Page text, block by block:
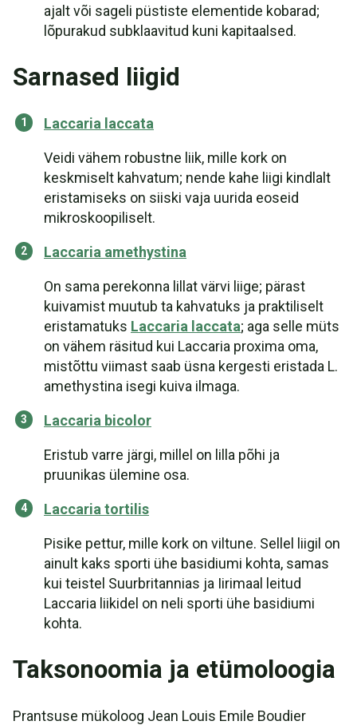
ajalt või sageli püstiste elementide kobarad;
lõpurakud subklaavitud kuni kapitaalsed.
Sarnased liigid
Laccaria laccata
Veidi vähem robustne liik, mille kork on
keskmiselt kahvatum; nende kahe liigi kindlalt
eristamiseks on siiski vaja uurida eoseid
mikroskoopiliselt.
Laccaria amethystina
On sama perekonna lillat värvi liige; pärast
kuivamist muutub ta kahvatuks ja praktiliselt
eristamatuks Laccaria laccata; aga selle müts
on vähem räsitud kui Laccaria proxima oma,
mistõttu viimast saab üsna kergesti eristada L.
amethystina isegi kuiva ilmaga.
Laccaria bicolor
Eristub varre järgi, millel on lilla põhi ja
pruunikas ülemine osa.
Laccaria tortilis
Pisike pettur, mille kork on viltune. Sellel liigil on
ainult kaks sporti ühe basidiumi kohta, samas
kui teistel Suurbritannias ja Iirimaal leitud
Laccaria liikidel on neli sporti ühe basidiumi
kohta.
Taksonoomia ja etümoloogia
Prantsuse mükoloog Jean Louis Emile Boudier